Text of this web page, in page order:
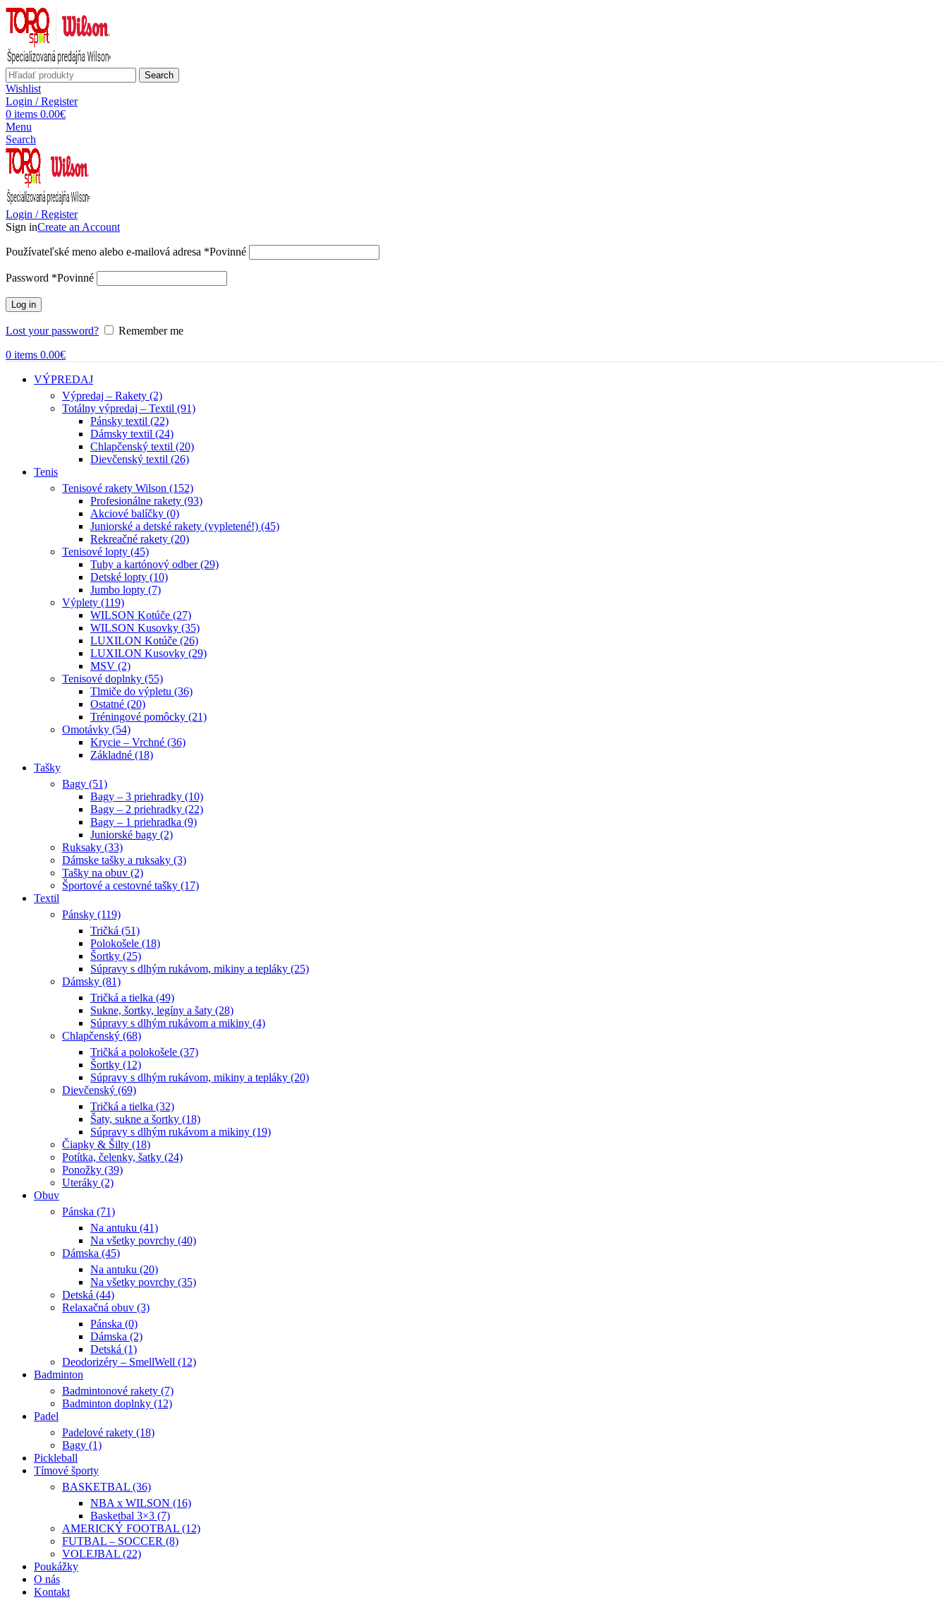
Search
Wishlist
Login / Register
0 items 0.00€
Menu
Search
Login / Register
Sign inCreate an Account
Používateľské meno alebo e-mailová adresa *Povinné
Password *Povinné
Log in
Lost your password?
Remember me
0 items 0.00€
VÝPREDAJ
Výpredaj – Rakety (2)
Totálny výpredaj – Textil (91)
Pánsky textil (22)
Dámsky textil (24)
Chlapčenský textil (20)
Dievčenský textil (26)
Tenis
Tenisové rakety Wilson (152)
Profesionálne rakety (93)
Akciové balíčky (0)
Juniorské a detské rakety (vypletené!) (45)
Rekreačné rakety (20)
Tenisové lopty (45)
Tuby a kartónový odber (29)
Detské lopty (10)
Jumbo lopty (7)
Výplety (119)
WILSON Kotúče (27)
WILSON Kusovky (35)
LUXILON Kotúče (26)
LUXILON Kusovky (29)
MSV (2)
Tenisové doplnky (55)
Tlmiče do výpletu (36)
Ostatné (20)
Tréningové pomôcky (21)
Omotávky (54)
Krycie – Vrchné (36)
Základné (18)
Tašky
Bagy (51)
Bagy – 3 priehradky (10)
Bagy – 2 priehradky (22)
Bagy – 1 priehradka (9)
Juniorské bagy (2)
Ruksaky (33)
Dámske tašky a ruksaky (3)
Tašky na obuv (2)
Športové a cestovné tašky (17)
Textil
Pánsky (119)
Tričká (51)
Polokošele (18)
Šortky (25)
Súpravy s dlhým rukávom, mikiny a tepláky (25)
Dámsky (81)
Tričká a tielka (49)
Sukne, šortky, legíny a šaty (28)
Súpravy s dlhým rukávom a mikiny (4)
Chlapčenský (68)
Tričká a polokošele (37)
Šortky (12)
Súpravy s dlhým rukávom, mikiny a tepláky (20)
Dievčenský (69)
Tričká a tielka (32)
Šaty, sukne a šortky (18)
Súpravy s dlhým rukávom a mikiny (19)
Čiapky & Šilty (18)
Potítka, čelenky, šatky (24)
Ponožky (39)
Uteráky (2)
Obuv
Pánska (71)
Na antuku (41)
Na všetky povrchy (40)
Dámska (45)
Na antuku (20)
Na všetky povrchy (35)
Detská (44)
Relaxačná obuv (3)
Pánska (0)
Dámska (2)
Detská (1)
Deodorizéry – SmellWell (12)
Badminton
Badmintonové rakety (7)
Badminton doplnky (12)
Padel
Padelové rakety (18)
Bagy (1)
Pickleball
Tímové športy
BASKETBAL (36)
NBA x WILSON (16)
Basketbal 3×3 (7)
AMERICKÝ FOOTBAL (12)
FUTBAL – SOCCER (8)
VOLEJBAL (22)
Poukážky
O nás
Kontakt